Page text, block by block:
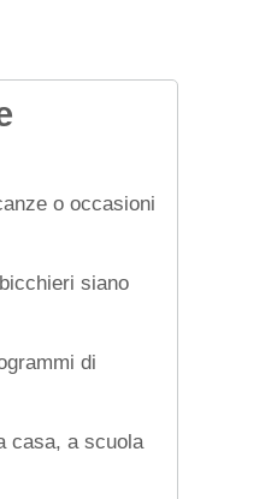
o occasioni
siano
di
casa, a scuola